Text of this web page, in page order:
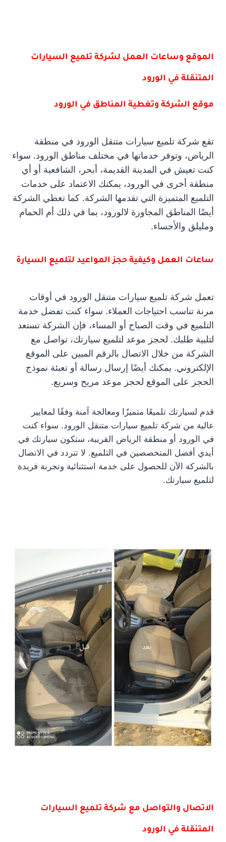
الموقع وساعات العمل لشركة تلميع السيارات
المتنقلة في الورود
موقع الشركة وتغطية المناطق في الورود
تقع شركة تلميع سيارات متنقل الورود في منطقة
الرياض، وتوفر خدماتها في مختلف مناطق الورود. سواء
كنت تعيش في المدينة القديمة، أبحر، الشافعية أو أي
منطقة أخرى في الورود، يمكنك الاعتماد على خدمات
التلميع المتميزة التي تقدمها الشركة. كما تغطي الشركة
أيضًا المناطق المجاورة لالورود، بما في ذلك أم الحمام
ومليلق والأحساء.
ساعات العمل وكيفية حجز المواعيد لتلميع السيارة
تعمل شركة تلميع سيارات متنقل الورود في أوقات
مرنة تناسب احتياجات العملاء. سواء كنت تفضل خدمة
التلميع في وقت الصباح أو المساء، فإن الشركة تستعد
لتلبية طلبك. لحجز موعد لتلميع سيارتك، تواصل مع
الشركة من خلال الاتصال بالرقم المبين على الموقع
الإلكتروني. يمكنك أيضًا إرسال رسالة أو تعبئة نموذج
الحجز على الموقع لحجز موعد مريح وسريع.
قدم لسيارتك تلميعًا متميزًا ومعالجة آمنة وفقًا لمعايير
عالية من شركة تلميع سيارات متنقل الورود. سواء كنت
في الورود أو منطقة الرياض القريبة، ستكون سيارتك في
أيدي أفضل المتخصصين في التلميع. لا تتردد في الاتصال
بالشركة الآن للحصول على خدمة استثنائية وتجربة فريدة
لتلميع سيارتك.
الاتصال والتواصل مع شركة تلميع السيارات
المتنقلة في الورود